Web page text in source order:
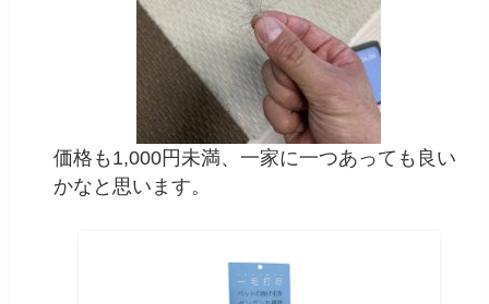
価格も1,000円未満、一家に一つあっても良い
かなと思います。